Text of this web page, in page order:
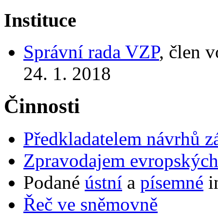
Instituce
Správní rada VZP, člen
24. 1. 2018
Činnosti
Předkladatelem návrhů
Zpravodajem
Podané ústní a písemné
Řeč ve sněmovně